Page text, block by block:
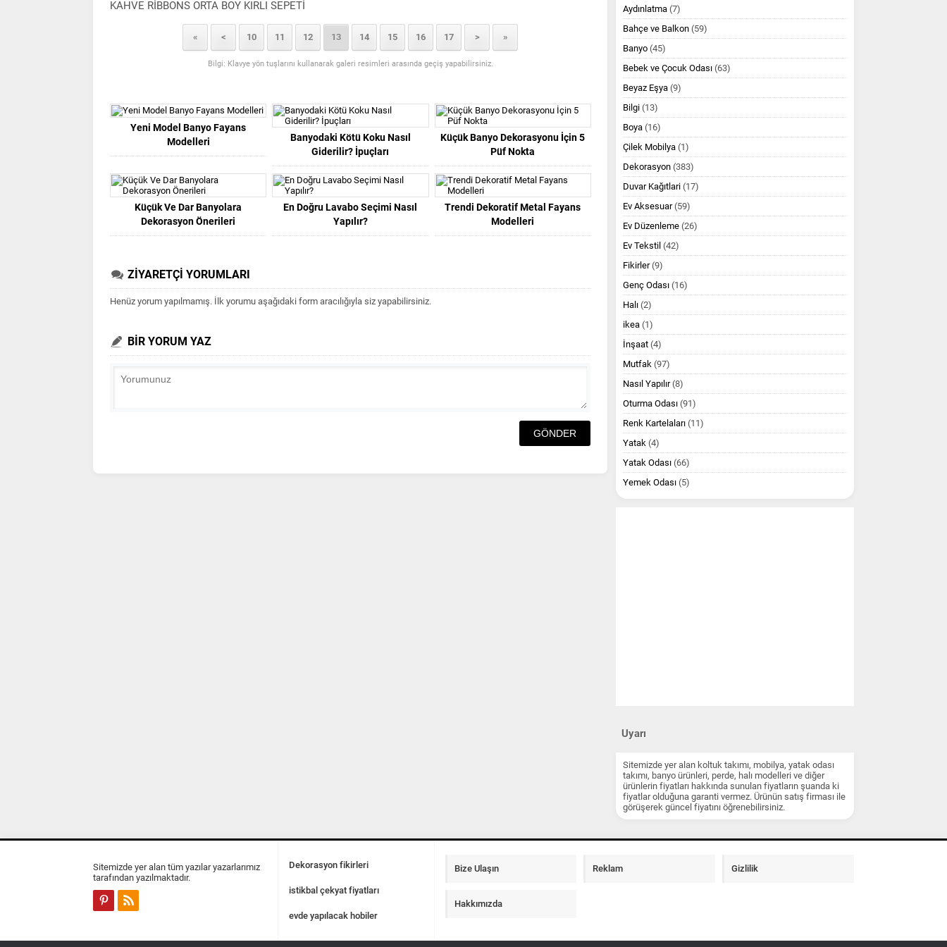
KAHVE RİBBONS ORTA BOY KIRLI SEPETİ
« < 10 11 12 13 14 15 16 17 > »
Bilgi: Klavye yön tuşlarını kullanarak galeri resimleri arasında geçiş yapabilirsiniz.
Yeni Model Banyo Fayans
Modelleri
Banyodaki Kötü Koku Nasıl
Giderilir? İpuçları
Küçük Banyo Dekorasyonu İçin 5
Püf Nokta
Küçük Ve Dar Banyolara
Dekorasyon Önerileri
En Doğru Lavabo Seçimi Nasıl
Yapılır?
Trendi Dekoratif Metal Fayans
Modelleri
ZİYARETÇİ YORUMLARI
Henüz yorum yapılmamış. İlk yorumu aşağıdaki form aracılığıyla siz yapabilirsiniz.
BİR YORUM YAZ
Aydınlatma (7)
Bahçe ve Balkon (59)
Banyo (45)
Bebek ve Çocuk Odası (63)
Beyaz Eşya (9)
Bilgi (13)
Boya (16)
Çilek Mobilya (1)
Dekorasyon (383)
Duvar Kağıtlari (17)
Ev Aksesuar(59)
Ev Düzenleme (26)
Ev Tekstil (42)
Fikirler(9)
Genç Odası (16)
Halı (2)
ikea (1)
İnşaat (4)
Mutfak (97)
Nasıl Yapılır(8)
Oturma Odası (91)
Renk Kartelaları (11)
Yatak (4)
Yatak Odası (66)
Yemek Odası (5)
Uyarı
Sitemizde yer alan koltuk takımı, mobilya, yatak odası
takımı, banyo ürünleri, perde, halı modelleri ve diğer
ürünlerin fiyatları hakkında sunulan fiyatların şuanda ki
fiyatlar olduğuna garanti vermez. Ürünün satış firması ile
görüşerek güncel fiyatını öğrenebilirsiniz.
Sitemizde yer alan tüm yazılar yazarlarımız
tarafından yazılmaktadır.
Dekorasyon fikirleri
istikbal çekyat fiyatları
evde yapılacak hobiler
Bize Ulaşın Reklam Gizlilik
Hakkımızda